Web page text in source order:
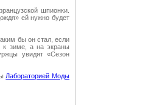
шпионки.
ей нужно будет
бы он стал, если
к зиме, а на экраны
увидят «Сезон
Лабораторией Моды